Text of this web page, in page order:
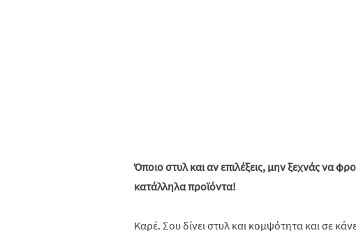
Όποιο στυλ και αν επιλέξεις, μην ξεχνάς να
κατάλληλα προϊόντα!
Καρέ. Σου δίνει στυλ και κομψότητα και σε